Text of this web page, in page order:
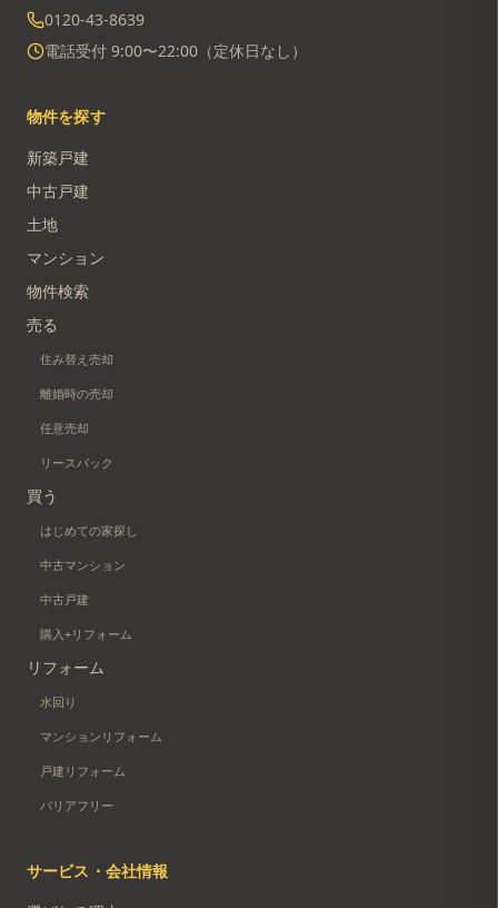
0120-43-8639
電話受付 9:00〜22:00（定休日なし）
物件を探す
新築戸建
中古戸建
土地
マンション
物件検索
売る
住み替え売却
離婚時の売却
任意売却
リースバック
買う
はじめての家探し
中古マンション
中古戸建
購入+リフォーム
リフォーム
水回り
マンションリフォーム
戸建リフォーム
バリアフリー
サービス・会社情報